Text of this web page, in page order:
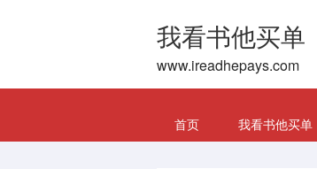
我看书他买单
www.ireadhepays.com
首页 我看书他买单